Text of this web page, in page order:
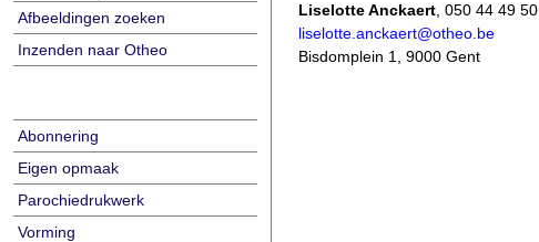
Afbeeldingen zoeken
Inzenden naar Otheo
Abonnering
Eigen opmaak
Parochiedrukwerk
Vorming
Liselotte Anckaert , 050 44 49 50
liselotte.anckaert@otheo.be
Bisdomplein 1, 9000 Gent